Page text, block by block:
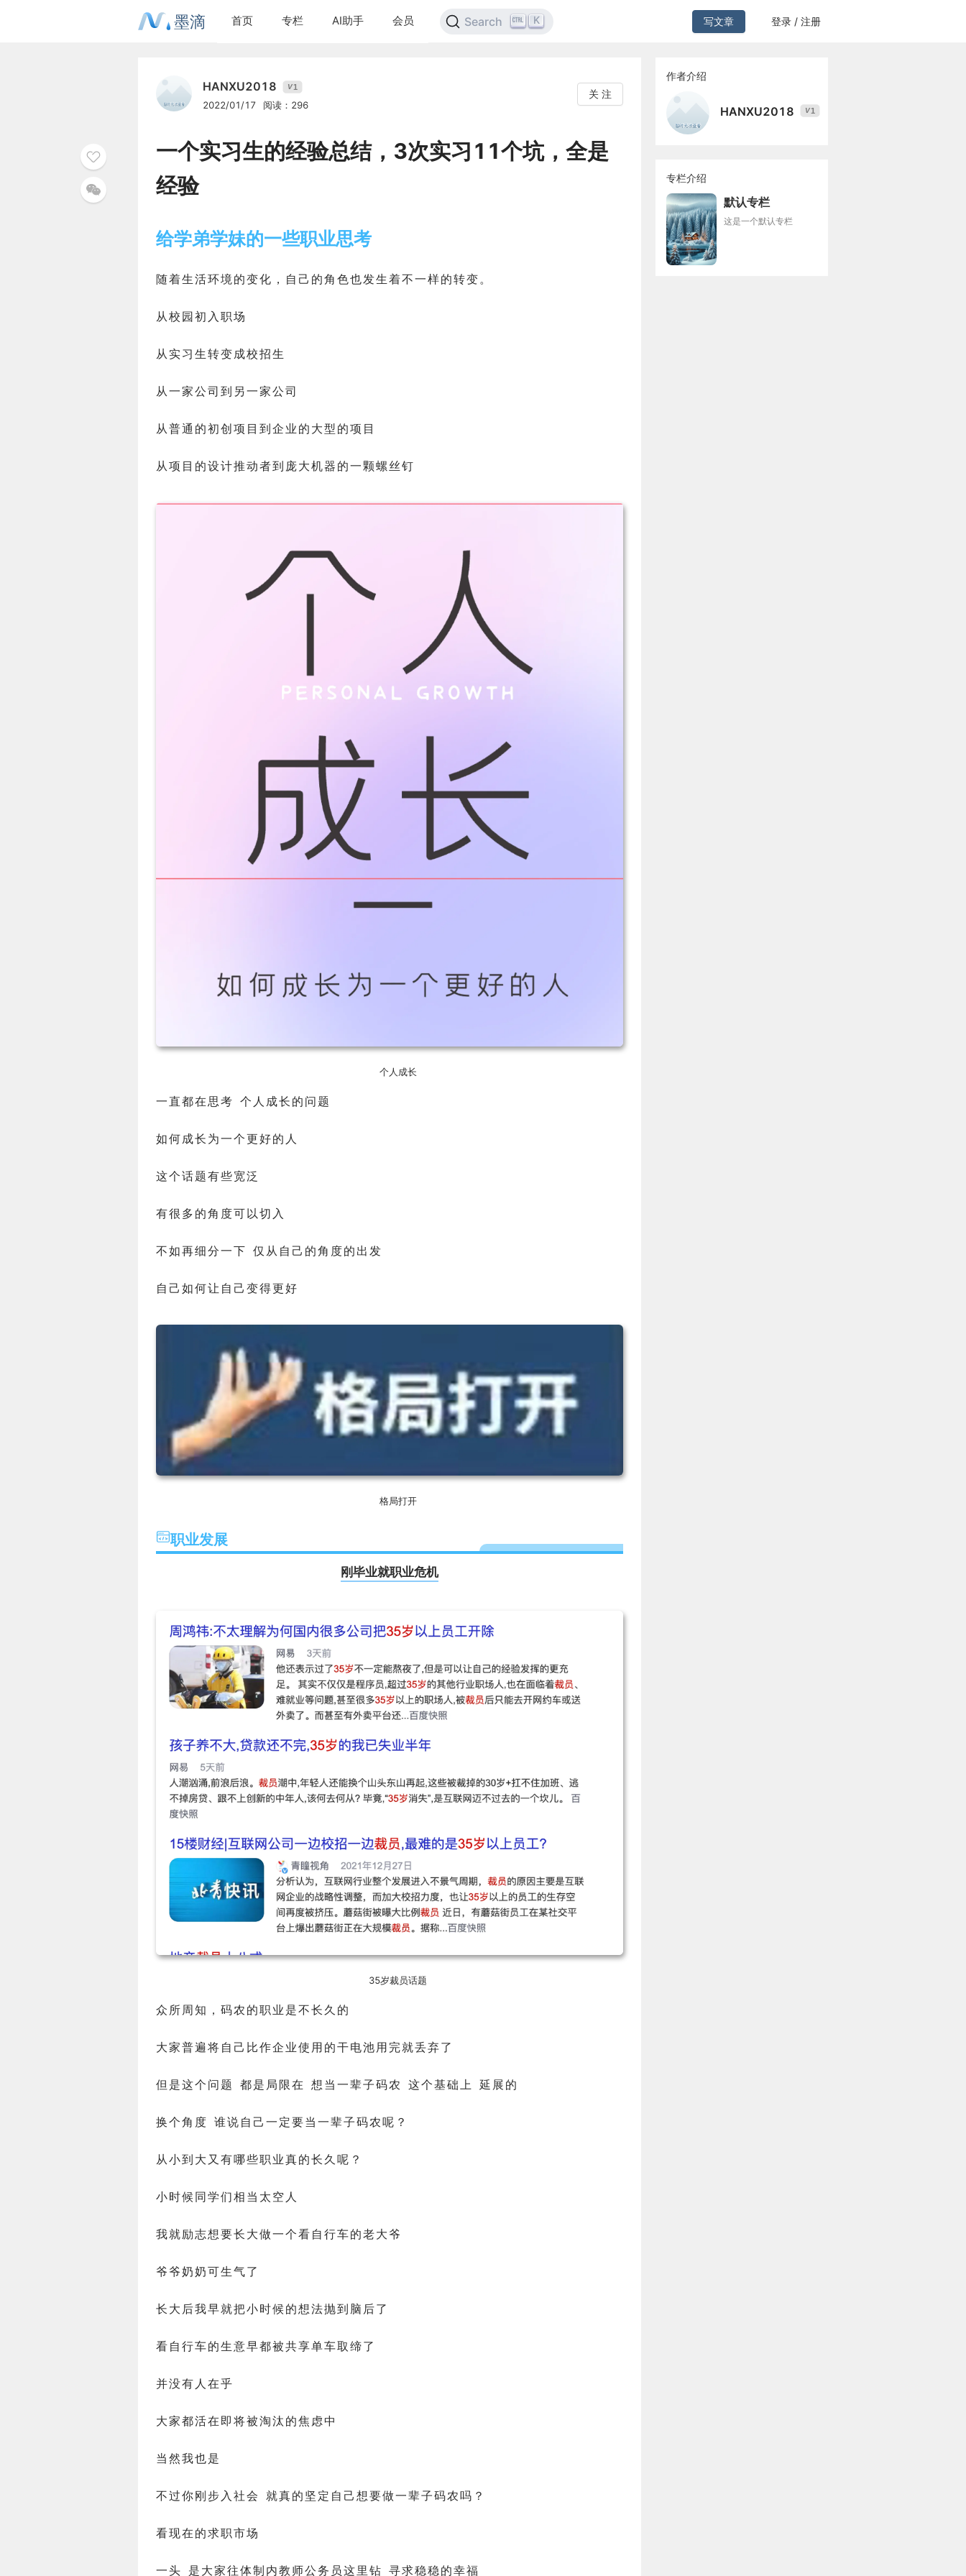
墨滴 首页 专栏 AI助手 会员 Search K 写文章 登录 / 注册
HANXU2018 V1
2022/01/17 阅读：296
关 注
一个实习生的经验总结，3次实习11个坑，全是
经验
给学弟学妹的一些职业思考
随着生活环境的变化，自己的角色也发生着不一样的转变。
从校园初入职场
从实习生转变成校招生
从一家公司到另一家公司
从普通的初创项目到企业的大型的项目
从项目的设计推动者到庞大机器的一颗螺丝钉
个人成长
一直都在思考 个人成长的问题
如何成长为一个更好的人
这个话题有些宽泛
有很多的角度可以切入
不如再细分一下 仅从自己的角度的出发
自己如何让自己变得更好
格局打开
职业发展
刚毕业就职业危机
35岁裁员话题
众所周知，码农的职业是不长久的
大家普遍将自己比作企业使用的干电池用完就丢弃了
但是这个问题 都是局限在 想当一辈子码农 这个基础上 延展的
换个角度 谁说自己一定要当一辈子码农呢？
从小到大又有哪些职业真的长久呢？
小时候同学们相当太空人
我就励志想要长大做一个看自行车的老大爷
爷爷奶奶可生气了
长大后我早就把小时候的想法抛到脑后了
看自行车的生意早都被共享单车取缔了
并没有人在乎
大家都活在即将被淘汰的焦虑中
当然我也是
不过你刚步入社会 就真的坚定自己想要做一辈子码农吗？
看现在的求职市场
一头 是大家往体制内教师公务员这里钻 寻求稳稳的幸福
作者介绍
HANXU2018 V1
专栏介绍
默认专栏
这是一个默认专栏